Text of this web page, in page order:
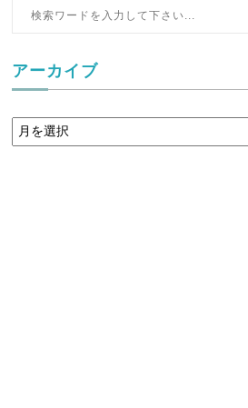
アーカイブ